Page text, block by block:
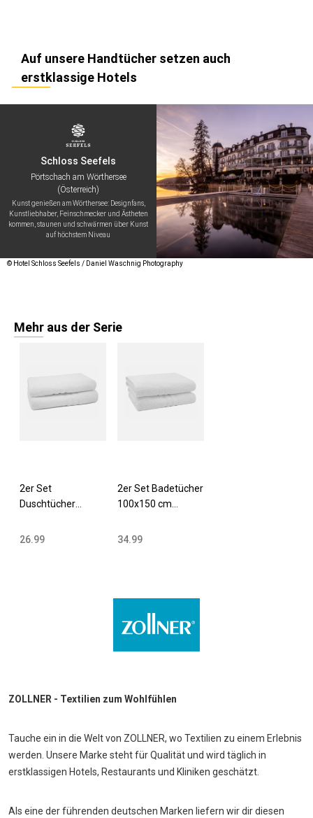
Auf unsere Handtücher setzen auch
erstklassige Hotels
Schloss Seefels
Pörtschach am Wörthersee
(Österreich)
Kunst genießen am Wörthersee: Designfans,
Kunstliebhaber, Feinschmecker und Ästheten
kommen, staunen und schwärmen über Kunst
auf höchstem Niveau
© Hotel Schloss Seefels / Daniel Waschnig Photography
Mehr aus der Serie
2er Set
Duschtücher
Baumwolle 550
26.99
2er Set Badetücher
100x150 cm
g/qm weiß
34.99
ZOLLNER - Textilien zum Wohlfühlen
Tauche ein in die Welt von ZOLLNER, wo Textilien zu einem Erlebnis
werden. Unsere Marke steht für Qualität und wird täglich in
erstklassigen Hotels, Restaurants und Kliniken geschätzt.
Als eine der führenden deutschen Marken liefern wir dir diesen